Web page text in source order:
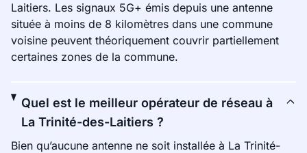
Laitiers. Les signaux 5G+ émis depuis une antenne
située à moins de 8 kilomètres dans une commune
voisine peuvent théoriquement couvrir partiellement
certaines zones de la commune.
Quel est le meilleur opérateur de réseau à
La Trinité-des-Laitiers ?
Bien qu’aucune antenne ne soit installée à La Trinité-